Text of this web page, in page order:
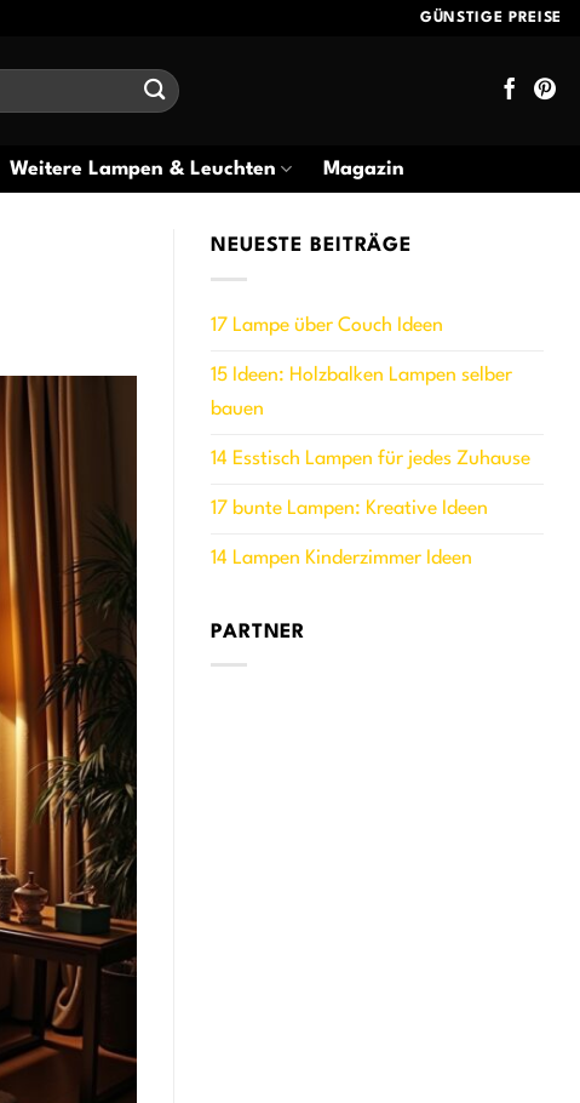
GÜNSTIGE PREISE
Weitere Lampen & Leuchten Magazin
NEUESTE BEITRÄGE
17 Lampe über Couch Ideen
15 Ideen: Holzbalken Lampen selber
bauen
14 Esstisch Lampen für jedes Zuhause
17 bunte Lampen: Kreative Ideen
14 Lampen Kinderzimmer Ideen
PARTNER